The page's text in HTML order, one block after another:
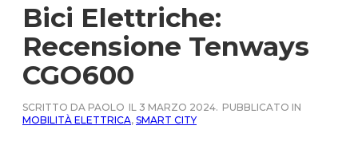
Bici Elettriche:
Recensione Tenways
CGO600
SCRITTO DA PAOLO IL 3 MARZO 2024. PUBBLICATO IN
MOBILITÀ ELETTRICA, SMART CITY